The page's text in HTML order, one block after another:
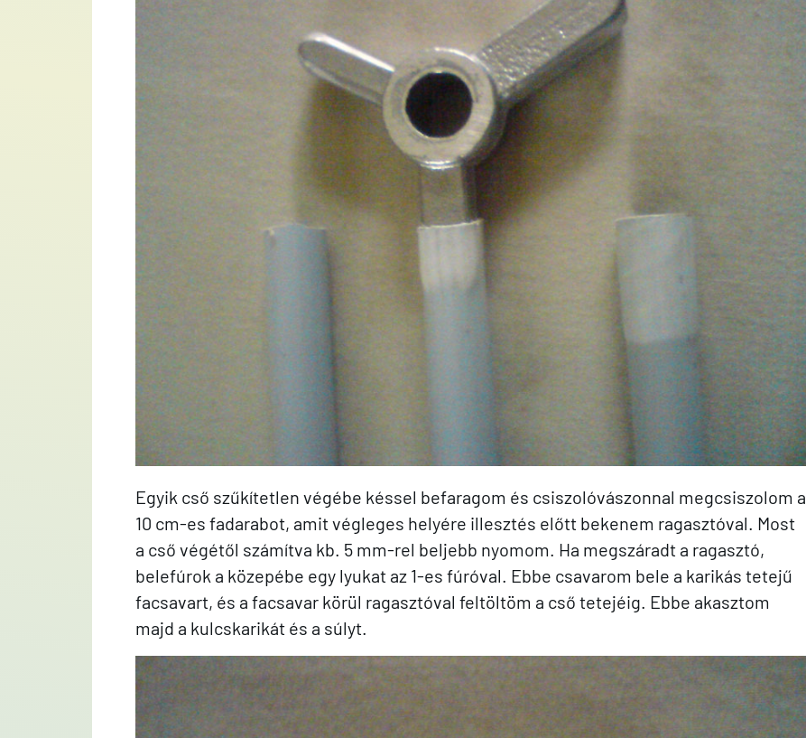
Egyik cső szűkítetlen végébe késsel befaragom és csiszolóvászonnal megcsiszolom a
10 cm-es fadarabot, amit végleges helyére illesztés előtt bekenem ragasztóval. Most
a cső végétől számítva kb. 5 mm-rel beljebb nyomom. Ha megszáradt a ragasztó,
belefúrok a közepébe egy lyukat az 1-es fúróval. Ebbe csavarom bele a karikás tetejű
facsavart, és a facsavar körül ragasztóval feltöltöm a cső tetejéig. Ebbe akasztom
majd a kulcskarikát és a súlyt.